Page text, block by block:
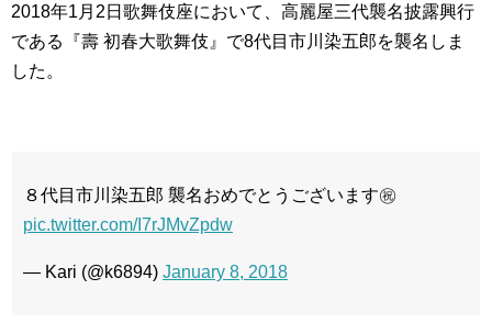
2018年1月2日歌舞伎座において、高麗屋三代襲名披露興行
である『壽 初春大歌舞伎』で8代目市川染五郎を襲名しま
した。
８代目市川染五郎 襲名おめでとうございます㊗️
pic.twitter.com/I7rJMvZpdw
— Kari (@k6894) January 8, 2018